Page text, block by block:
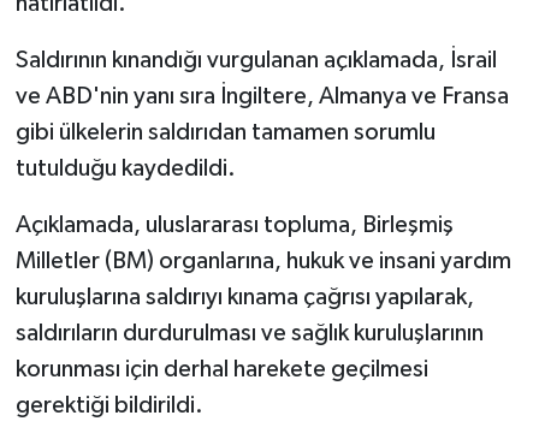
Saldırının kınandığı vurgulanan açıklamada, İsrail
ve ABD'nin yanı sıra İngiltere, Almanya ve Fransa
gibi ülkelerin saldırıdan tamamen sorumlu
tutulduğu kaydedildi.
Açıklamada, uluslararası topluma, Birleşmiş
Milletler (BM) organlarına, hukuk ve insani yardım
kuruluşlarına saldırıyı kınama çağrısı yapılarak,
saldırıların durdurulması ve sağlık kuruluşlarının
korunması için derhal harekete geçilmesi
gerektiği bildirildi.